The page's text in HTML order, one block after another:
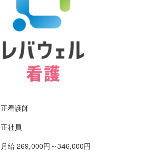
正看護師
正社員
月給 269,000円～346,000円